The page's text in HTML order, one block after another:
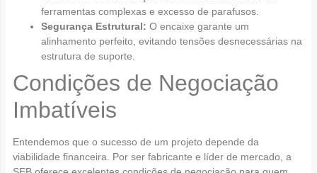
ferramentas complexas e excesso de parafusos.
Segurança Estrutural: O encaixe garante um
alinhamento perfeito, evitando tensões desnecessárias na
estrutura de suporte.
Condições de Negociação
Imbatíveis
Entendemos que o sucesso de um projeto depende da
viabilidade financeira. Por ser fabricante e líder de mercado, a